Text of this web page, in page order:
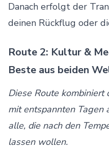
Danach erfolgt der
deinen Rückflug oder
Route 2: Kultur &
Beste aus beiden
Diese Route kombiniert
mit entspannten Tagen
alle, die nach den
lassen wollen.